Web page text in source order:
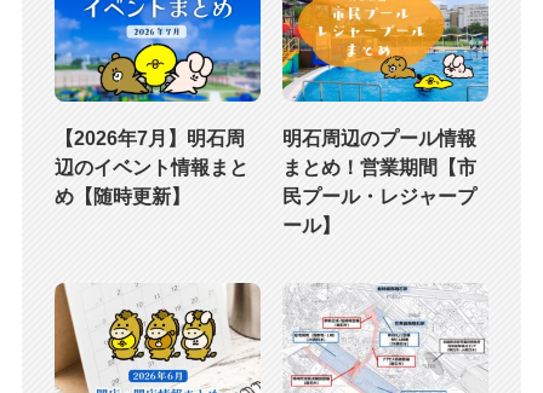
【2026年7月】明石周
辺のイベント情報まと
め【随時更新】
明石周辺のプール情報
まとめ！営業期間【市
民プール・レジャープ
ール】